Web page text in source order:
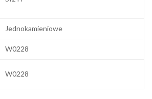
Jednokamieniowe
W0228
W0228